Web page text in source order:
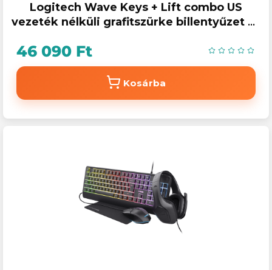
Logitech Wave Keys + Lift combo US
vezeték nélküli grafitszürke billentyűzet és
46 090 Ft
Kosárba